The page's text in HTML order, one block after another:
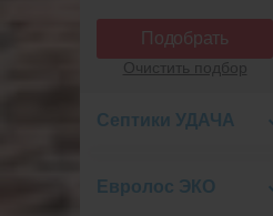
Подобрать
Очистить подбор
Септики УДАЧА
Евролос ЭКО